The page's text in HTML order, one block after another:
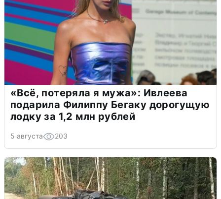
«Всё, потеряла я мужа»: Ивлеева
подарила Филиппу Бегаку дорогущую
лодку за 1,2 млн рублей
5 августа 203